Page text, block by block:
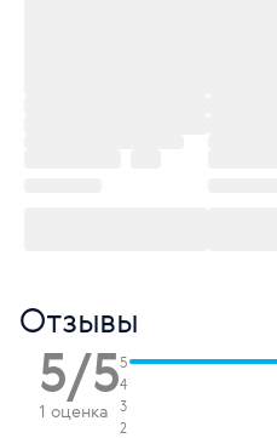
Отзывы
5/5
1 оценка
5
4
3
2